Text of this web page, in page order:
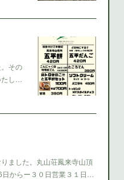
その
し…
ました。丸山荘鳳来寺山頂
からー３０日営業３１日…